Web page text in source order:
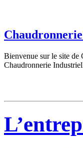
Bienvenue sur le site de
Chaudronnerie